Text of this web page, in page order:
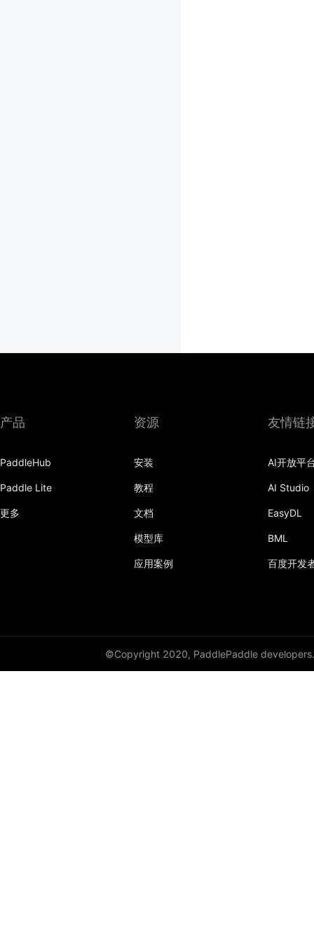
产品
PaddleHub
Paddle Lite
更多
资源
安装
教程
文档
模型库
应用案例
友情链
AI开放平
AI Studio
EasyDL
BML
百度开发
©Copyright 2020, PaddlePaddle developers.